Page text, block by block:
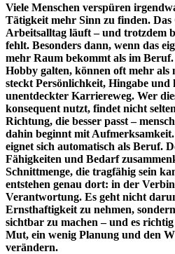
Viele Menschen verspüren
Tätigkeit mehr Sinn zu finden.
Arbeitsalltag läuft – und trotzdem
fehlt. Besonders dann, wenn das
mehr Raum bekommt als im Beruf.
Hobby galten, können oft mehr als
steckt Persönlichkeit, Hingabe und
unentdeckter Karriereweg. Wer
konsequent nutzt, findet nicht
Richtung, die besser passt –
dahin beginnt mit
eignet sich automatisch als Beruf.
Fähigkeiten und Bedarf
Schnittmenge, die tragfähig sein
entstehen genau dort: in der
Verantwortung. Es geht nicht
Ernsthaftigkeit zu nehmen,
sichtbar zu machen – und es
Mut, ein wenig Planung und den
verändern.